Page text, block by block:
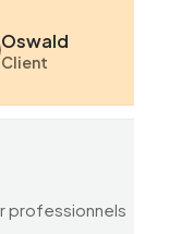
Oswald
Client
professionnels